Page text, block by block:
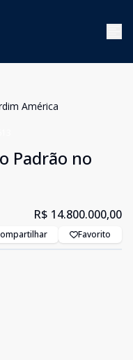
América
Padrão no
R$ 14.800.000,00
Favorito